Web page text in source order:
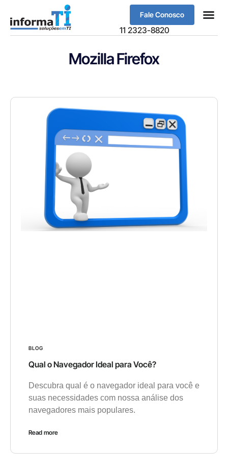
Fale Conosco
11 2323-8820
Mozilla Firefox
BLOG
Qual o Navegador Ideal para Você?
Descubra qual é o navegador ideal para você e
suas necessidades com nossa análise dos
navegadores mais populares.
Read more